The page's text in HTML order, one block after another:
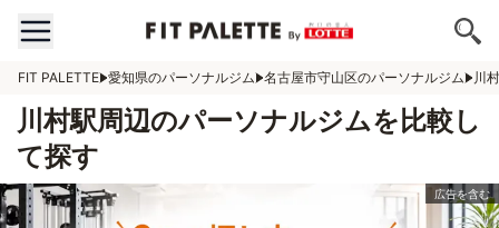
FIT PALETTE 愛知県のパーソナルジム 名古屋市守山区のパーソナルジム 川
川村駅周辺のパーソナルジムを比較し
て探す